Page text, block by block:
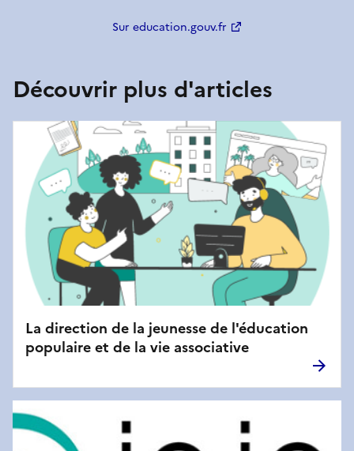
Sur education.gouv.fr
Découvrir plus d'articles
La direction de la jeunesse de l'éducation
populaire et de la vie associative